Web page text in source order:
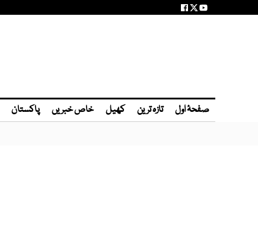
صفحۂ اول تازہ ترین کھیل خاص خبریں پاکستان